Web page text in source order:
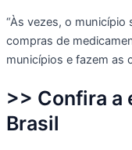
“Às vezes, o
compras de
municípios e fazem as
>> Confira a
Brasil